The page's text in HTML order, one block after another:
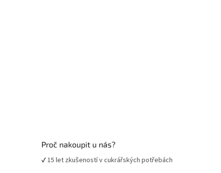
Proč nakoupit u nás?
✔ 15 let zkušeností v cukrářských potřebách